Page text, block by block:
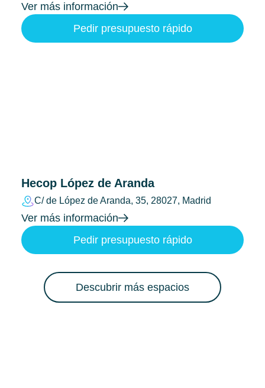
Ver más información
Pedir presupuesto rápido
Hecop López de Aranda
C/ de López de Aranda, 35, 28027, Madrid
Ver más información
Pedir presupuesto rápido
Descubrir más espacios